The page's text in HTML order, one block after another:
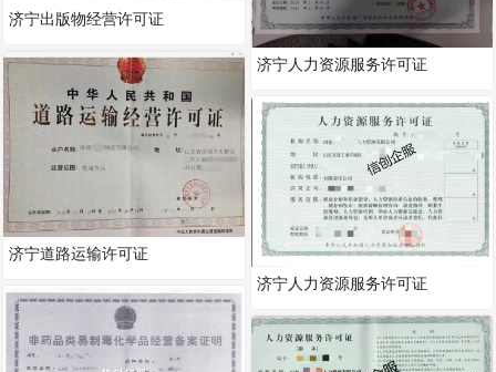
济宁出版物经营许可证
济宁道路运输许可证
济宁人力资源服务许可证
济宁人力资源服务许可证